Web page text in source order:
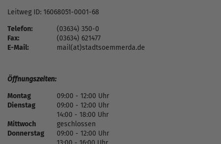
Leitweg ID: 16068051-0001-68
Telefon:
(03634) 350-0
Fax:
(03634) 621477
E-Mail:
mail(at)stadtsoemmerda.de
Öffnungszeiten:
Montag
09:00 - 12:00 Uhr
Dienstag
09:00 - 12:00 Uhr
14:00 - 18:00 Uhr
Mittwoch
geschlossen
Donnerstag
09:00 - 12:00 Uhr